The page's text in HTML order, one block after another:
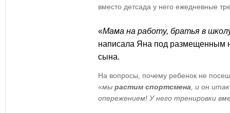
вместо детсада у него ежедневные
«Мама на работу, братья в
написала Яна под размещенным
сына.
На вопросы, почему ребенок не
«мы растим спортсмена , и он
опережением! У него тренировки